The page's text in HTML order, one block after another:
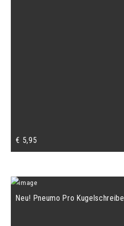
€ 5,95
Neu! Pneumo Pro